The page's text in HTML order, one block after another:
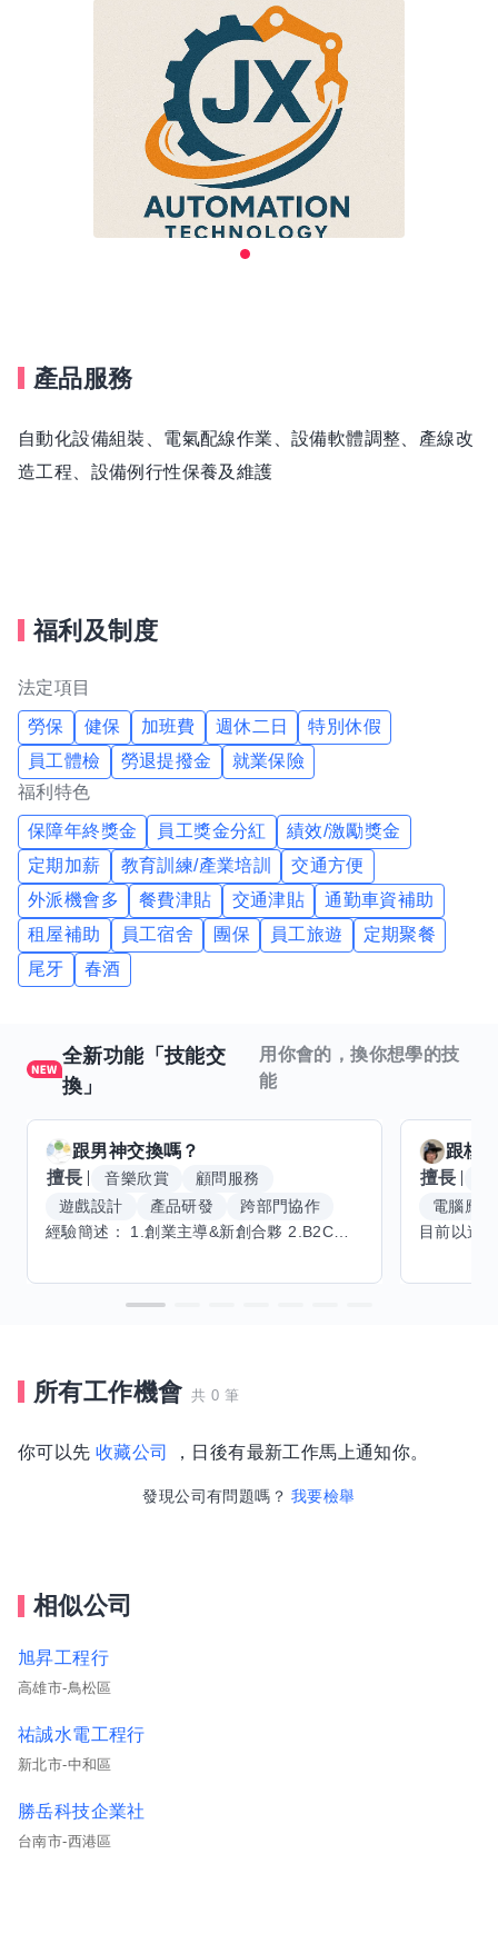
產品服務
自動化設備組裝、電氣配線作業、設備軟體調整、產線改
造工程、設備例行性保養及維護
福利及制度
法定項目
勞保 健保 加班費 週休二日
特別休假
員工體檢
勞退提撥金
就業保險
福利特色
保障年終獎金 員工獎金分紅
績效/激勵獎金
定期加薪
教育訓練/產業培訓
交通方便
外派機會多
餐費津貼 交通津貼
通勤車資補助
租屋補助
員工宿舍 團保 員工旅遊
定期聚餐
尾牙
春酒
全新功能「技能交
換」
用你會的，換你想學的技
能
跟男神交換嗎？
擅長
音樂欣賞
顧問服務
遊戲設計
產品研發
跨部門協作
跟核
擅長
電腦應
所有工作機會 共 0 筆
你可以先 收藏公司 ，日後有最新工作馬上通知你。
發現公司有問題嗎？ 我要檢舉
相似公司
旭昇工程行
高雄市-鳥松區
祐誠水電工程行
新北市-中和區
勝岳科技企業社
台南市-西港區